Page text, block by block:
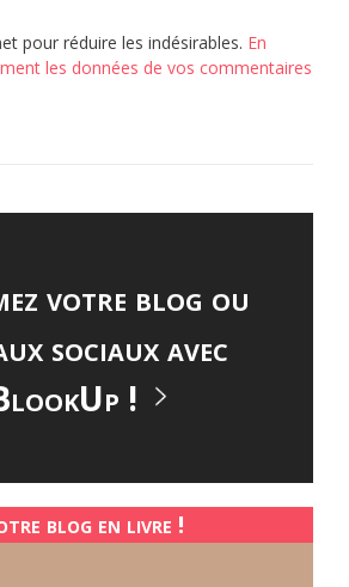
pour réduire les indésirables. En
les données de vos commentaires
votre blog ou
sociaux avec
!
blog en livre !